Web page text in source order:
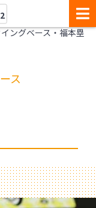
ングベース・福本塁
ス